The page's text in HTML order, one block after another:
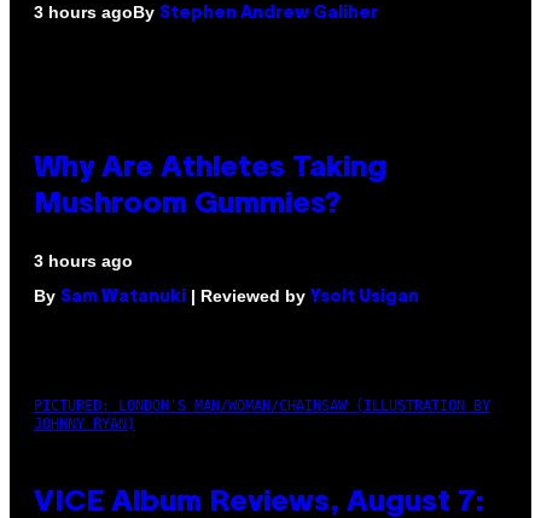
3 hours agoBy Stephen Andrew Galiher
Why Are Athletes Taking
Mushroom Gummies?
3 hours ago
By Sam Watanuki | Reviewed by Ysolt Usigan
PICTURED: LONDON'S MAN/WOMAN/CHAINSAW (ILLUSTRATION BY
JOHNNY RYAN)
VICE Album Reviews, August 7: